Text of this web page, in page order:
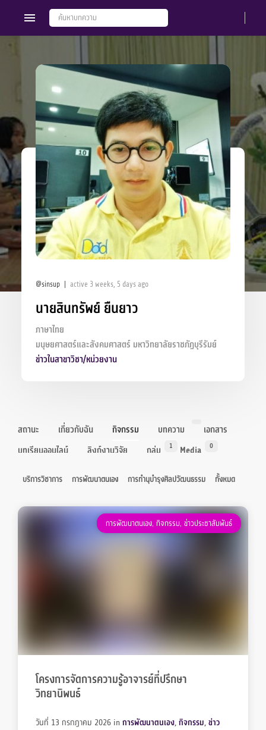
@sinsup active 3 weeks, 5 days ago
นายสินทรัพย์ ยืนยาว
ภาษาไทย
มนุษยศาสตร์และสังคมศาสตร์ มหาวิทยาลัยราชภัฏบุรีรัมย์
ข่าวในสาขาวิชา/หน่วยงาน
สถานะ เกี่ยวกับฉัน กิจกรรม บทความ
เอกสาร
บทเรียนออนไลน์
ลิงก์งานวิจัย กลุ่ม 1 Media 0
บริการวิชาการ การพัฒนาตนเอง การทำนุบำรุงศิลปวัฒนธรรม ทั้งหมด
การพัฒนาตนเอง, กิจกรรม, ข่าวประชาสัมพันธ์
โครงการจัดการความรู้อาจารย์ที่ปรึกษา
วิทยานิพนธ์
วันที่ 13 กรกฎาคม 2026 inการพัฒนาตนเอง,กิจกรรม,ข่าว